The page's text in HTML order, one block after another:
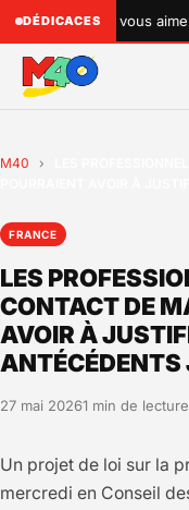
DÉDICACESque vous aimez !
M40 ›
FRANCE
LES
CONTACT DE
AVOIR À
ANTÉCÉDENTS
27 mai 20261 min de lecture
Un projet de loi sur la
mercredi en Conseil